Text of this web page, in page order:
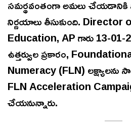
సమర్థవంతంగా అమలు
నిర్ణయాలు తీసుకుంది. Director
Education, AP గారు 13-01-
ఉత్తర్వుల ప్రకారం,
Numeracy (FLN) లక్ష్యాలను
FLN Acceleration
చేయనున్నారు.